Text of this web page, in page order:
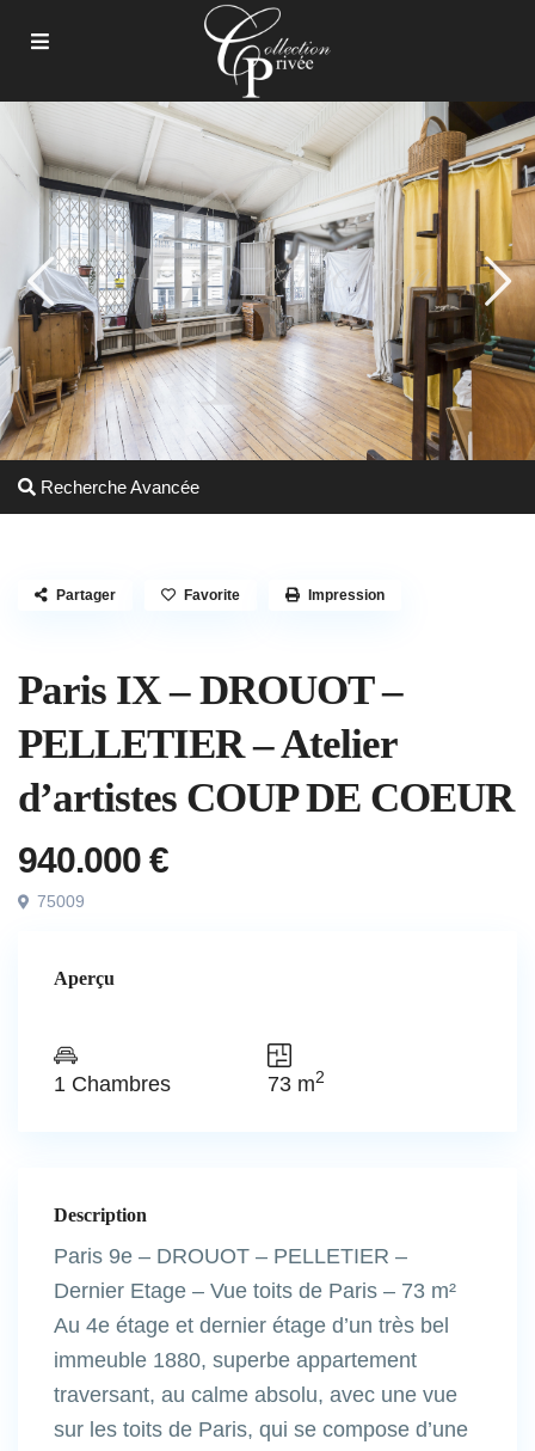
Recherche Avancée
Paris IX – DROUOT –
PELLETIER – Atelier
d’artistes COUP DE COEUR
940.000 €
75009
Partager Favorite Impression
Aperçu
1 Chambres 73 m2
Description
Paris 9e – DROUOT – PELLETIER –
Dernier Etage – Vue toits de Paris – 73 m²
Au 4e étage et dernier étage d’un très bel
immeuble 1880, superbe appartement
traversant, au calme absolu, avec une vue
sur les toits de Paris, qui se compose d’une